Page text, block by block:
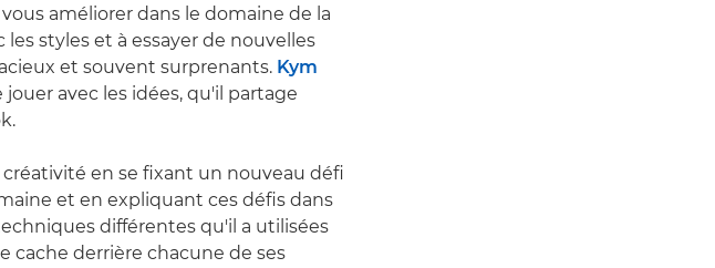
améliorer dans le domaine de la
styles et à essayer de nouvelles
et souvent surprenants. Kym
avec les idées, qu'il partage
en se fixant un nouveau défi
et en expliquant ces défis dans
différentes qu'il a utilisées
cache derrière chacune de ses